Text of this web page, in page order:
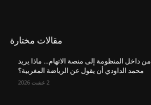
مقالات مختارة
من داخل المنظومة إلى منصة الاتهام… ماذا يريد
محمد الداودي أن يقول عن الرياضة المغربية؟
2 غشت 2026